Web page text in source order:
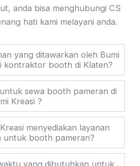
anda bisa menghubungi CS
hati kami melayani anda.
yang ditawarkan oleh Bumi
kontraktor booth di Klaten?
sewa booth pameran di
Kreasi ?
menyediakan layanan
untuk booth pameran?
yang dibutuhkan untuk